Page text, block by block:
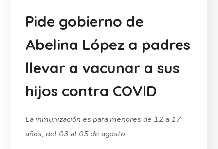
Pide gobierno de
Abelina López a padres
llevar a vacunar a sus
hijos contra COVID
La inmunización es para menores de 12 a 17
años, del 03 al 05 de agosto